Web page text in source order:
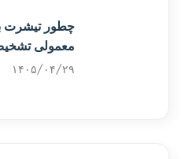
چطور تیشرت
معمولی
۱۴۰۵/۰۴/۲۹